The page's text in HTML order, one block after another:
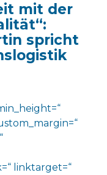
mit der
spricht
linktarget=“